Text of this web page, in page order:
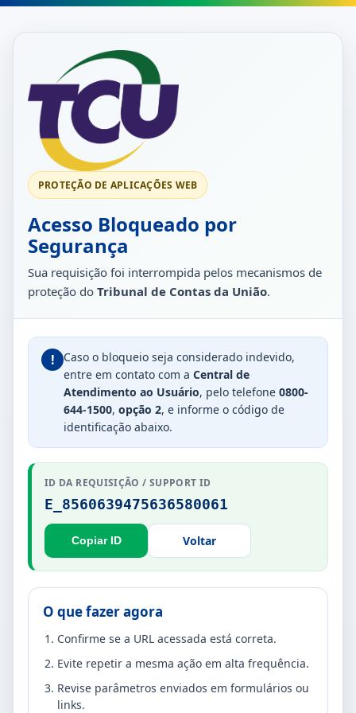
PROTEÇÃO DE APLICAÇÕES WEB
Acesso Bloqueado por
Segurança
Sua requisição foi interrompida pelos mecanismos de
proteção do Tribunal de Contas da União.
!
Caso o bloqueio seja considerado indevido,
entre em contato com a Central de
Atendimento ao Usuário, pelo telefone 0800-
644-1500, opção 2, e informe o código de
identificação abaixo.
ID DA REQUISIÇÃO / SUPPORT ID
E_8560639475636580061
Copiar ID Voltar
O que fazer agora
Confirme se a URL acessada está correta.
Evite repetir a mesma ação em alta frequência.
Revise parâmetros enviados em formulários ou
links.